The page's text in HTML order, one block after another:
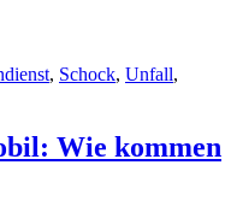
, Schock, Unfall,
Wie kommen